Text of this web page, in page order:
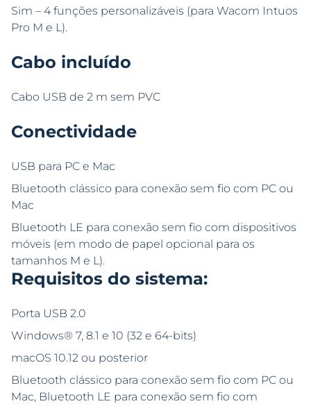
Sim – 4 funções personalizáveis (para Wacom Intuos
Pro M e L).
Cabo incluído
Cabo USB de 2 m sem PVC
Conectividade
USB para PC e Mac
Bluetooth clássico para conexão sem fio com PC ou
Mac
Bluetooth LE para conexão sem fio com dispositivos
móveis (em modo de papel opcional para os
tamanhos M e L).
Requisitos do sistema:
Porta USB 2.0
Windows® 7, 8.1 e 10 (32 e 64-bits)
macOS 10.12 ou posterior
Bluetooth clássico para conexão sem fio com PC ou
Mac, Bluetooth LE para conexão sem fio com